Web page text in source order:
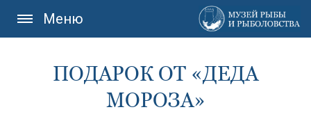
Меню
ПОДАРОК ОТ «ДЕДА
МОРОЗА»